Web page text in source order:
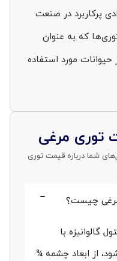
پرکاربرد در صنعت
که به عنوان
مورد استفاده
دامپروری‌ها
اهمیت است. در
فنی تور مرغی و
مهم را در نظر
توری مرغی
شما درباره قیمت توری
چیست؟
گالوانیزه با
می‌شود، از ابعاد چشمه ¾